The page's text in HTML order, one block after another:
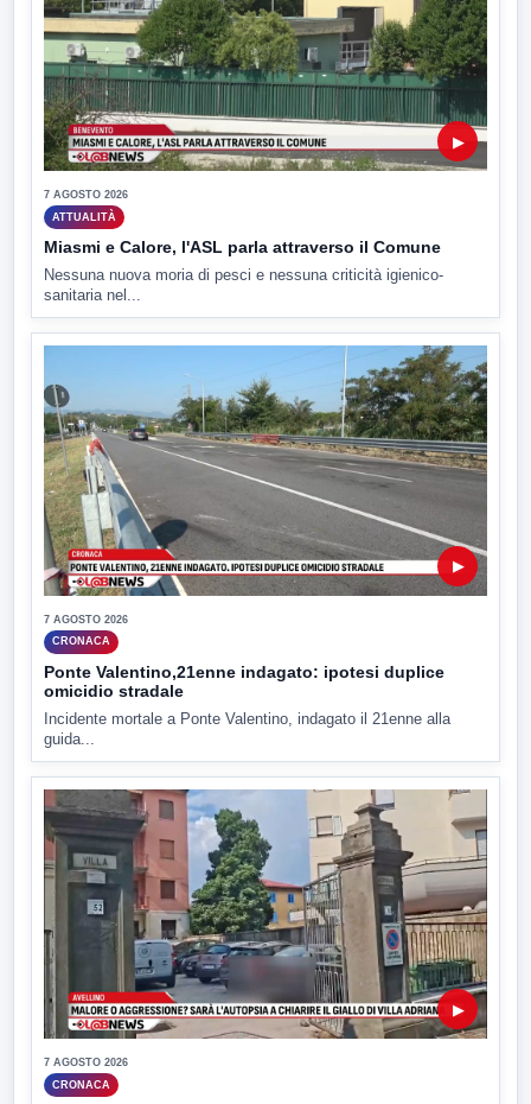
▶
7 AGOSTO 2026
ATTUALITÀ
Miasmi e Calore, l'ASL parla attraverso il Comune
Nessuna nuova moria di pesci e nessuna criticità igienico-
sanitaria nel...
▶
7 AGOSTO 2026
CRONACA
Ponte Valentino,21enne indagato: ipotesi duplice
omicidio stradale
Incidente mortale a Ponte Valentino, indagato il 21enne alla
guida...
▶
7 AGOSTO 2026
CRONACA